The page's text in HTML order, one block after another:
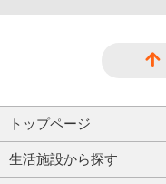
トップページ
生活施設から探す